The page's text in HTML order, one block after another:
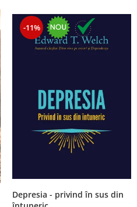
-11%
Depresia - privind în sus din